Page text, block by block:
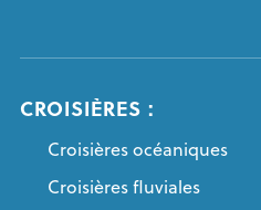
CROISIÈRES :
Croisières océaniques
Croisières fluviales